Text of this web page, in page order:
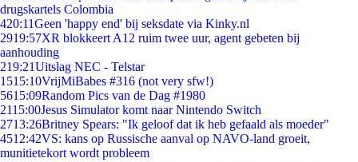
drugskartels Colombia
420:11Geen 'happy end' bij seksdate via Kinky.nl
2919:57XR blokkeert A12 ruim twee uur, agent gebeten bij
aanhouding
219:21Uitslag NEC - Telstar
1515:10VrijMiBabes #316 (not very sfw!)
5615:09Random Pics van de Dag #1980
2115:00Jesus Simulator komt naar Nintendo Switch
2713:26Britney Spears: "Ik geloof dat ik heb gefaald als moeder"
4512:42VS: kans op Russische aanval op NAVO-land groeit,
munitietekort wordt probleem